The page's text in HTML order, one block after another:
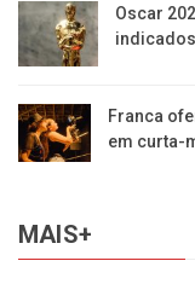
Oscar
Franca
em curta-
MAIS+